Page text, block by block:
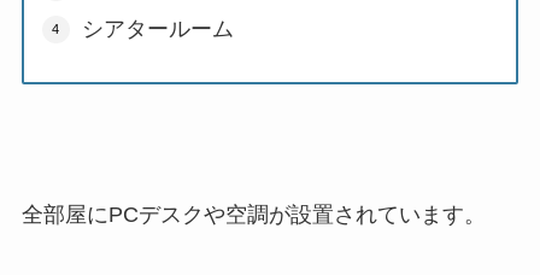
シアタールーム
全部屋にPCデスクや空調が設置されています。